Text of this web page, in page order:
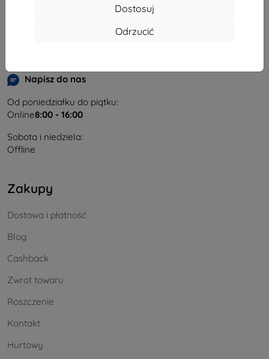
Dostosuj
Odrzucić
Napisz do nas
Od poniedziałku do piątku:
Online8:00 - 16:00
Sobota i niedziela:
Offline
Zakupy
Dostawa i płatność
Blog
Cashback
Zwrot towaru
Roszczenie
Kontakt
Hurtowy